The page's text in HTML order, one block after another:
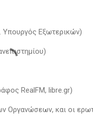
Εξωτερικών)
RealFM, libre.gr)
και οι